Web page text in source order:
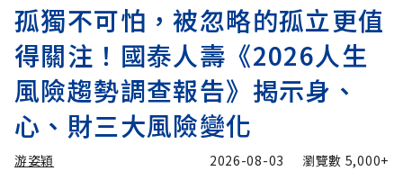
孤獨不可怕，被忽略的孤立更值
得關注！國泰人壽《2026人生
風險趨勢調查報告》揭示身、
心、財三大風險變化
游姿穎 2026-08-03 瀏覽數 5,000+